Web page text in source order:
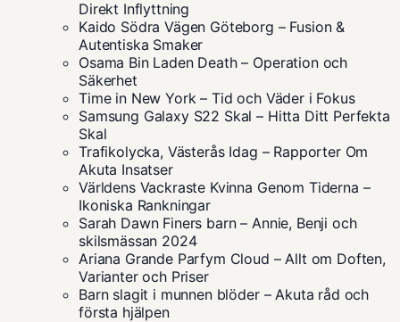
Direkt Inflyttning
Kaido Södra Vägen Göteborg – Fusion &
Autentiska Smaker
Osama Bin Laden Death – Operation och
Säkerhet
Time in New York – Tid och Väder i Fokus
Samsung Galaxy S22 Skal – Hitta Ditt Perfekta
Skal
Trafikolycka, Västerås Idag – Rapporter Om
Akuta Insatser
Världens Vackraste Kvinna Genom Tiderna –
Ikoniska Rankningar
Sarah Dawn Finers barn – Annie, Benji och
skilsmässan 2024
Ariana Grande Parfym Cloud – Allt om Doften,
Varianter och Priser
Barn slagit i munnen blöder – Akuta råd och
första hjälpen